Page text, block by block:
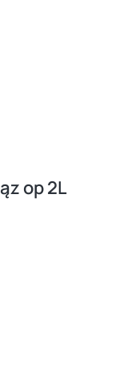
op 2L